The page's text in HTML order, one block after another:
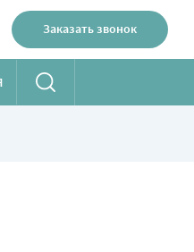
Заказать звонок